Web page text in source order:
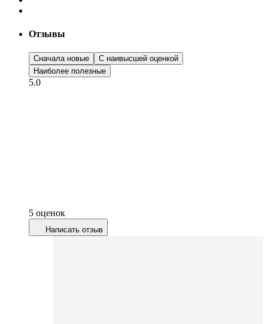
Отзывы
Сначала новые
С наивысшей оценкой
Наиболее полезные
5.0
5 оценок
Написать отзыв